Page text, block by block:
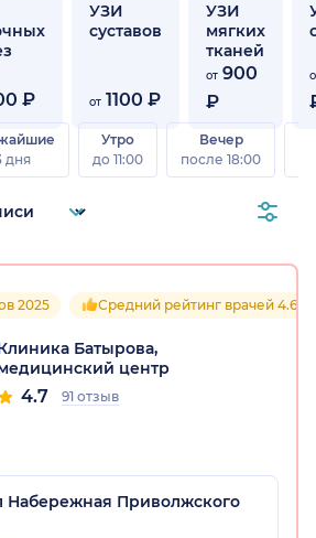
₽
УЗИ
суставов
от 1100 ₽
УЗИ
мягких
тканей
от 900
₽
дня
Утро
до 11:00
Вечер
после 18:00
2025 Средний рейтинг врачей 4.6
Батырова,
центр
4.7 91 отзыв
Набережная Приволжского